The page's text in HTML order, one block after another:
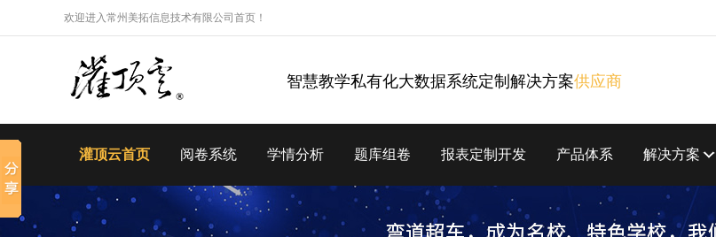
欢迎进入常州美拓信息技术有限公司首页！
智慧教学私有化大数据系统定制解决方案供应商
灌顶云首页 阅卷系统 学情分析 题库组卷 报表定制开发 产品体系 解决方案